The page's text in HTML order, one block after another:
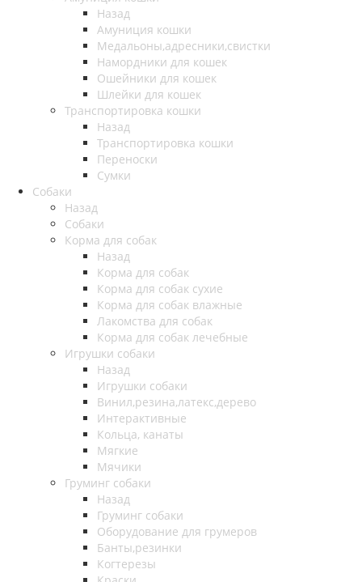
Назад
Амуниция кошки
Медальоны,адресники,свистки
Намордники для кошек
Ошейники для кошек
Шлейки для кошек
Транспортировка кошки
Назад
Транспортировка кошки
Переноски
Сумки
Собаки
Назад
Собаки
Корма для собак
Назад
Корма для собак
Корма для собак сухие
Корма для собак влажные
Лакомства для собак
Корма для собак лечебные
Игрушки собаки
Назад
Игрушки собаки
Винил,резина,латекс,дерево
Интерактивные
Кольца, канаты
Мягкие
Мячики
Груминг собаки
Назад
Груминг собаки
Оборудование для грумеров
Банты,резинки
Когтерезы